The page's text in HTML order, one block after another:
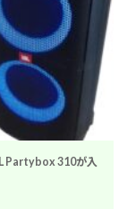
Partybox 310が入